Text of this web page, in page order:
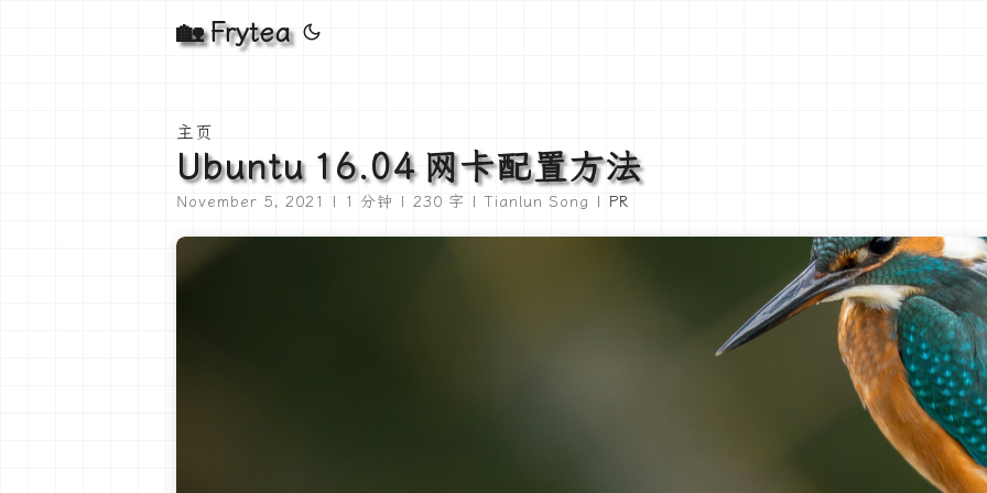
🏡 Frytea
主页
Ubuntu 16.04 网卡配置方法
November 5, 2021 | 1 分钟 | 230 字 | Tianlun Song | PR